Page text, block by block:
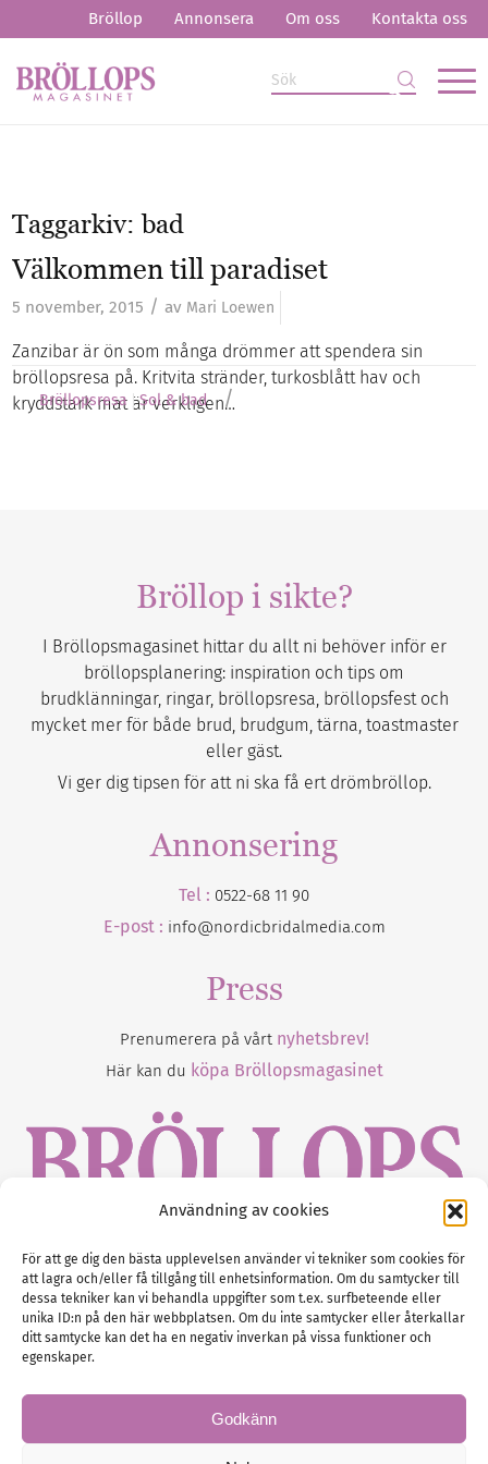
Användning av cookies
För att ge dig den bästa upplevelsen använder vi tekniker som cookies för
att lagra och/eller få tillgång till enhetsinformation. Om du samtycker till
dessa tekniker kan vi behandla uppgifter som t.ex. surfbeteende eller
unika ID:n på den här webbplatsen. Om du inte samtycker eller återkallar
ditt samtycke kan det ha en negativ inverkan på vissa funktioner och
egenskaper.
Godkänn
Bröllop Annonsera Om oss Kontakta oss
Taggarkiv:bad
Välkommen till paradiset
5 november, 2015 / av Mari Loewen
Zanzibar är ön som många drömmer att spendera sin
bröllopsresa på. Kritvita stränder, turkosblått hav och
kryddstark mat är verkligen…
Bröllopsresa Sol & bad /
Bröllop i sikte?
I Bröllopsmagasinet hittar du allt ni behöver inför er
bröllopsplanering: inspiration och tips om
brudklänningar, ringar, bröllopsresa, bröllopsfest och
mycket mer för både brud, brudgum, tärna, toastmaster
eller gäst.
Vi ger dig tipsen för att ni ska få ert drömbröllop.
Annonsering
Tel : 0522-68 11 90
E-post : info@nordicbridalmedia.com
Press
Prenumerera på vårt nyhetsbrev!
Här kan du köpa Bröllopsmagasinet
Gustaf Mattssons väg 2, 451 50 Uddevalla
Tel :0522-68 11 90
E-post:info@nordicbridalmedia.com